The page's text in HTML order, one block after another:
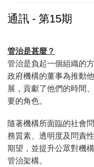
通訊 - 第15期
管治是甚麼？
管治是負起一個組織的
政府機構的董事為推動
展，貢獻了他們的時間
要的角色。
隨著機構所面臨的社會
務質素、透明度及問責
期望，並提升公眾對機
管治架構。